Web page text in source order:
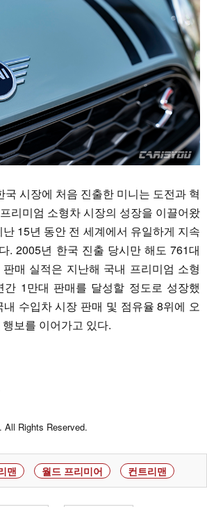
국 시장에 처음 진출한 미니는 도전과 혁
리미엄 소형차 시장의 성장을 이끌어왔
15년 동안 전 세계에서 유일하게 지속
. 2005년 한국 진출 당시만 해도 761대
매 실적은 지난해 국내 프리미엄 소형
1만대 판매를 달성할 정도로 성장했
수입차 시장 판매 및 점유율 8위에 오
보를 이어가고 있다.
. All Rights Reserved.
맨 월드 프리미어 컨트리맨